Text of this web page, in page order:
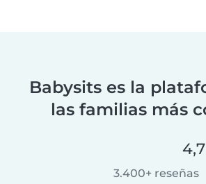
Babysits es la
las familias más
3.400+ reseñas